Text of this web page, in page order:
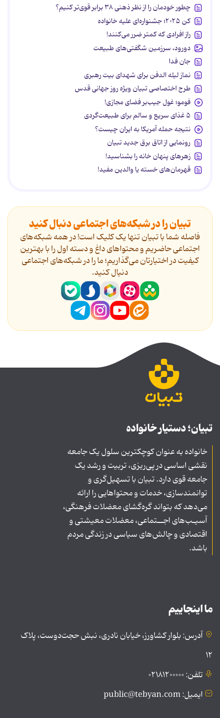
چطور خودمان را از نظر ذهنی ۳۸ برابر قوی‌تر کنیم؟
کن ۲۰۲۵؛ جشنواره‌ای علیه خانواده
راز افرادی که کمتر ضرر می‌کنند!
دورود، سرزمین شگفتی‌های طبیعت
جان فدا
نماز لیله الدفن برای شهدای بیت رهبری
طرح اختصاصی تبیان ویژه روز جهانی قدس
فومو؛ غول جیب‌بر فضای مجازی!
۵ غذای سریع و سالم برای طبیعت‌گردی
نتیجه حمله آمریکا به ایران چیست؟
رونمایی از اتاق برق جدید تبیان
زهرهای پنهان خانه را بشناسید!
قهرمان‌های خسته یا والدین مفید!
تبیان را در شبکه‌های اجتماعی دنبال کنید
فاصله شما با تبیان تنها یک کلیک است! در همه شبکه‌های
اجتماعی حاضریم و محتواهای داغ و دسته اول را با بهترین
کیفیت در اختیارتان می‌گذاریم؛ ما را در شبکه‌های اجتماعی
دنیال کنید.
تبیان؛ دستیار خانواده
خانواده به عنوان کوچکترین سلول یک جامعه
نقشی اساسی در پی‌ریزی، تربیت و رشد یک
جامعه قوی دارد. تبیان با تسهیل‌گری و
توانمندسازی، خدمات و محتواهایی را ارائه
می‌دهد که بتواند گره‌گشای معضلات فرهنگی،
آسیـب‌های اجــتماعی، معضلات معیشتی و
اقتصادی و چالش‌های سیاسی در زندگی مردم
باشد.
ما اینجاییم
آدرس: بلوار کشاورز، خیابان نادری، نبش حجت‌دوست، پلاک
۱۲
تلفن: ۰۲۱۸۱۲۰۰۰۰۰
ایمیل: public@tebyan.com